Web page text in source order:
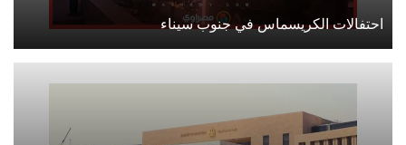
احتفالات الكريسماس في جنوب سيناء